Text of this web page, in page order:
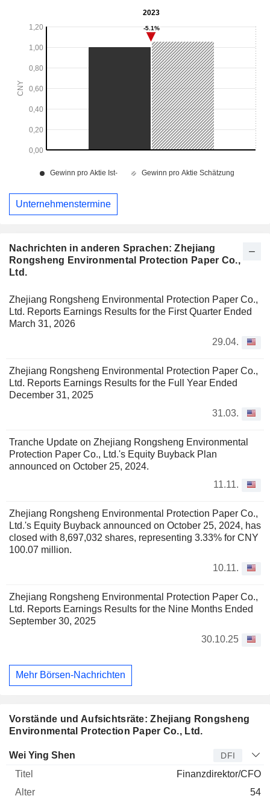
Nachrichten in anderen Sprachen: Zhejiang
Rongsheng Environmental Protection Paper Co.,
Ltd.
Zhejiang Rongsheng Environmental Protection Paper Co.,
Ltd. Reports Earnings Results for the First Quarter Ended
March 31, 2026
29.04.
Zhejiang Rongsheng Environmental Protection Paper Co.,
Ltd. Reports Earnings Results for the Full Year Ended
December 31, 2025
31.03.
Tranche Update on Zhejiang Rongsheng Environmental
Protection Paper Co., Ltd.'s Equity Buyback Plan
announced on October 25, 2024.
11.11.
Zhejiang Rongsheng Environmental Protection Paper Co.,
Ltd.'s Equity Buyback announced on October 25, 2024, has
closed with 8,697,032 shares, representing 3.33% for CNY
100.07 million.
10.11.
Zhejiang Rongsheng Environmental Protection Paper Co.,
Ltd. Reports Earnings Results for the Nine Months Ended
September 30, 2025
30.10.25
Mehr Börsen-Nachrichten
Vorstände und Aufsichtsräte: Zhejiang Rongsheng
Environmental Protection Paper Co., Ltd.
Manager Titel
Wei Ying Shen DFI
Finanzdirektor/CFO
54
Unternehmenstermine